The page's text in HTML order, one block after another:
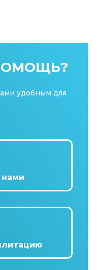
удобным для
нами